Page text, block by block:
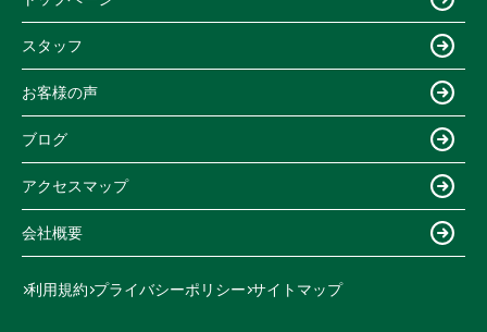
スタッフ
お客様の声
ブログ
アクセスマップ
会社概要
利用規約 プライバシーポリシー サイトマップ